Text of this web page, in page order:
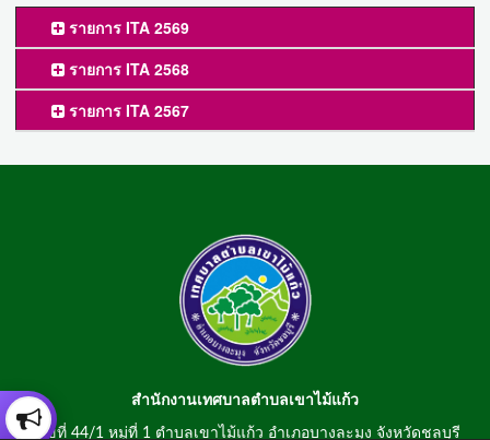
รายการ ITA 2569
รายการ ITA 2568
รายการ ITA 2567
สำนักงานเทศบาลตำบลเขาไม้แก้ว
เลขที่ 44/1 หมู่ที่ 1 ตำบลเขาไม้แก้ว อำเภอบางละมุง จังหวัดชลบุรี